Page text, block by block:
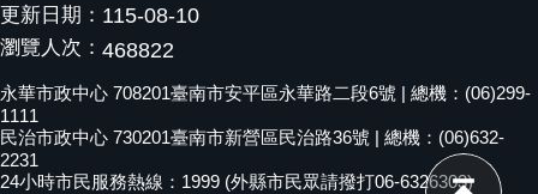
更新日期： 115-08-10
瀏覽人次： 468822
永華市政中心 708201臺南市安平區永華路二段6號 | 總機：(06)299-
1111
民治市政中心 730201臺南市新營區民治路36號 | 總機：(06)632-
2231
24小時市民服務熱線：1999 (外縣市民眾請撥打06-6326303)